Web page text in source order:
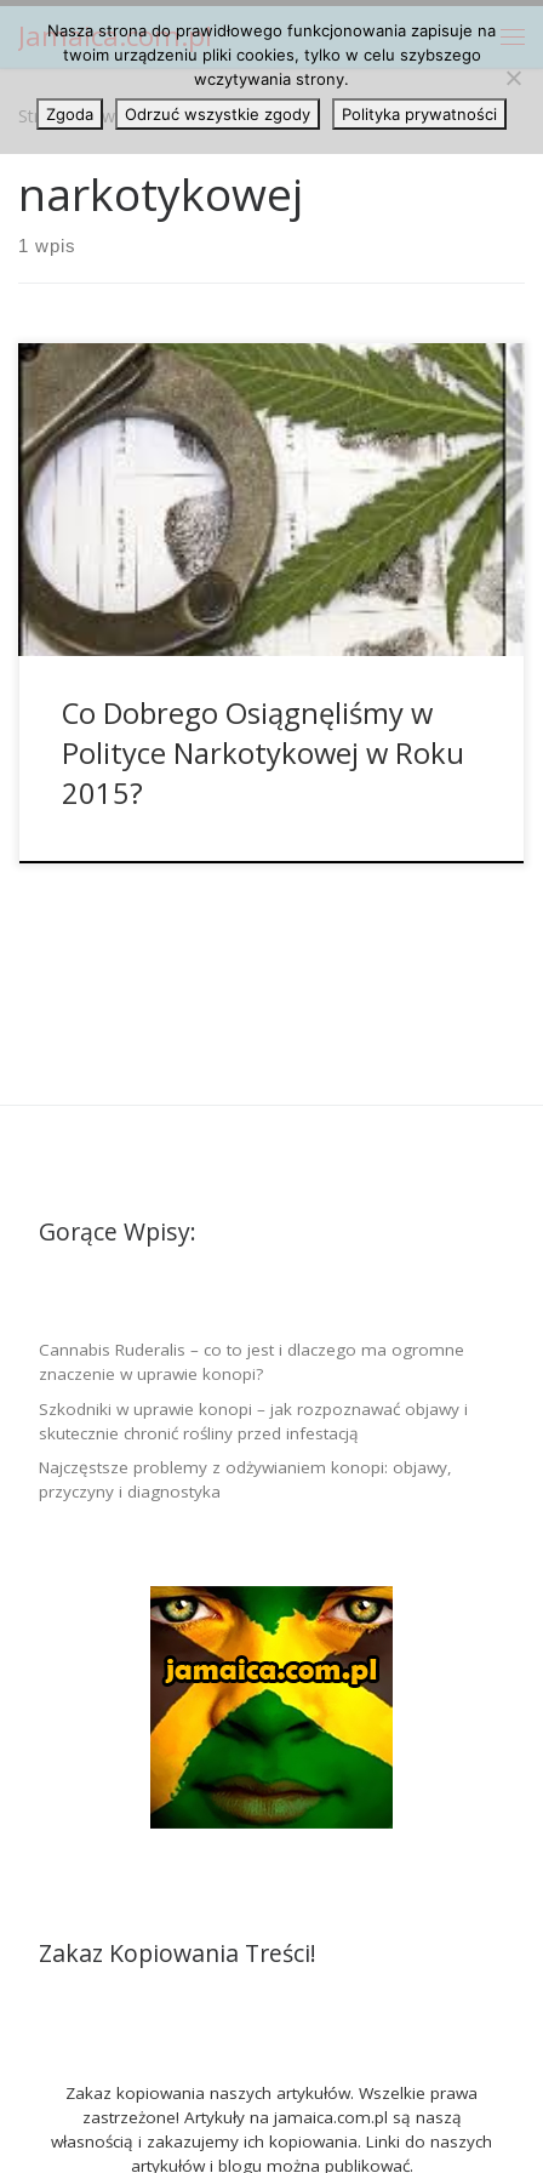
Przejdź do treści
Jamaica.com.pl
Strona główna » narkotykowej
narkotykowej
1 wpis
Wbrew pozorom istnieją kraje, takie jak Holandia,
Szwajcaria, Portugalia, Katalonia, Boliwia i Czechy, które w
ciągu ostatnich kilku lat zdołały zareagować na lokalne
zapotrzebowanie innowacyjnych rozwiązań dla polityki
narkotykowej. Oprócz tego Kanada wybrała Justina
Trudeau, który w czasie kampanii poruszał kwestie regulacji
polityki narkotykowej. W Meksyku orzeczono, że prawo
dotyczące […]
Co Dobrego Osiągnęliśmy w
Polityce Narkotykowej w Roku
2015?
Gorące Wpisy:
Cannabis Ruderalis – co to jest i dlaczego ma ogromne
znaczenie w uprawie konopi?
Szkodniki w uprawie konopi – jak rozpoznawać objawy i
skutecznie chronić rośliny przed infestacją
Najczęstsze problemy z odżywianiem konopi: objawy,
przyczyny i diagnostyka
Zakaz Kopiowania Treści!
Zakaz kopiowania naszych artykułów. Wszelkie prawa
zastrzeżone! Artykuły na jamaica.com.pl są naszą
własnością i zakazujemy ich kopiowania. Linki do naszych
artykułów i blogu można publikować.
Nasza strona do prawidłowego funkcjonowania zapisuje na
twoim urządzeniu pliki cookies, tylko w celu szybszego
wczytywania strony.
Zgoda
Odrzuć wszystkie zgody Polityka prywatności